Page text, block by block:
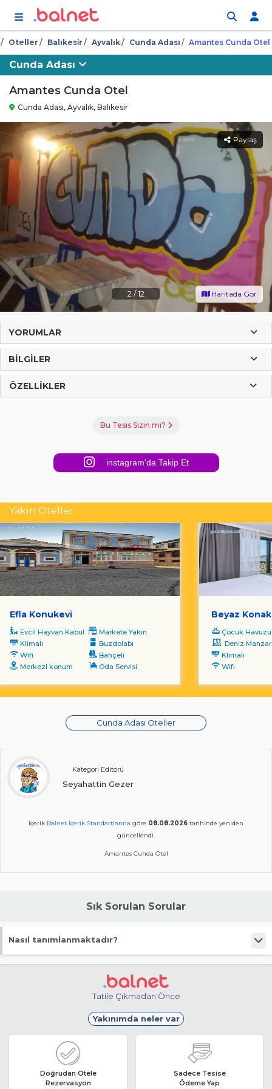
Oteller Balıkesi̇r Ayvalık Cunda Adası Amantes Cunda Otel
Cunda Adası
Amantes Cunda Otel
Cunda Adası, Ayvalık, Balıkesir
2 /12
Paylaş
Haritada Gör
YORUMLAR
BILGILER
ÖZELLIKLER
Bu Tesis Sizin mi?
instagram'da Takip Et
Yakın Oteller
Efla Konukevi
Evcil Hayvan Kabul
Markete Yakın
Klimalı
Buzdolabı
Wifi
Bahçeli
Merkezi konum
Oda Servisi
Beyaz
Çocuk Havuzu
Deniz
Klimalı
Wifi
Cunda Adası Oteller
Kategori Editörü
Seyahattin Gezer
İçerik Balnet İçerik Standartlarına göre 08.08.2026 tarihinde yeniden
güncellendi.
Amantes Cunda Otel
Sık Sorulan Sorular
Nasıl tanımlanmaktadır?
Tesis Butik Otel statüsündedir.
Tatile Çıkmadan Önce
Yakınımda neler var
Doğrudan Otele
Rezervasyon
Sadece Tesise
Ödeme Yap